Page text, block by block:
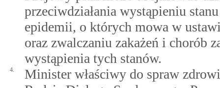
przeciwdziałania wystąpieniu
epidemii, o których mowa w
oraz zwalczaniu zakażeń i chorób
wystąpienia tych stanów.
4.
Minister właściwy do spraw